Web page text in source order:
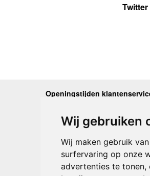
Wij gebruiken
Wij maken gebruik
surfervaring op onze
advertenties te tonen,
Twitter
Openingstijden
Woensdag
10.00 - 12.30 en
Donderdag
Vrijdag
10.00 - 12.30 en
Zaterdag
gesloten
Zondag
gesloten